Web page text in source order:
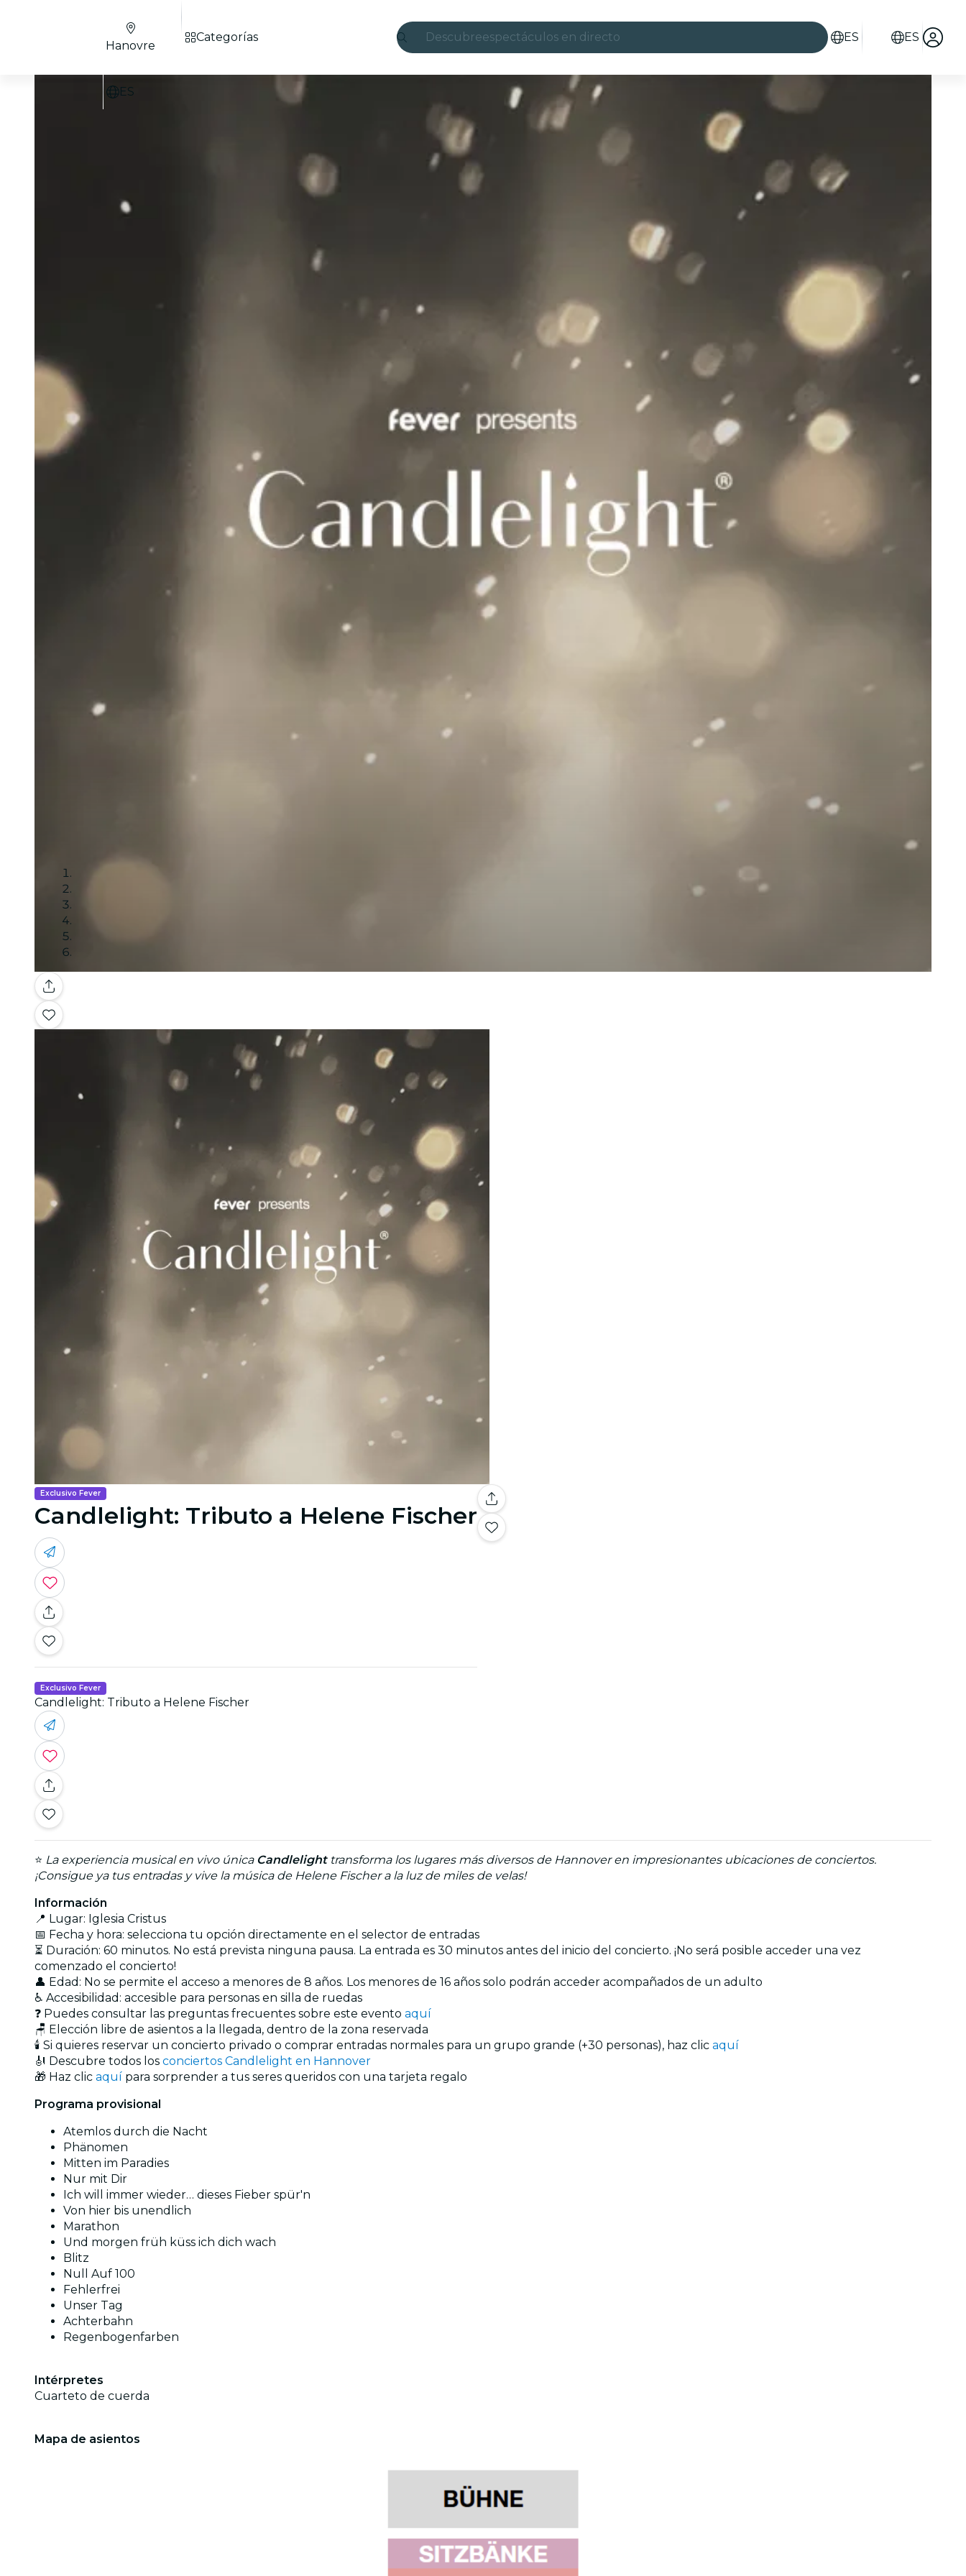
Descubreespectáculos en directo
candlelight
experiencias y ciudades
conciertos
restaurantes
ES ES
Hanovre
ES
Categorías
Galería
Exclusivo Fever
Candlelight: Tributo a Helene Fischer
Exclusivo Fever
Candlelight: Tributo a Helene Fischer
⭐ La experiencia musical en vivo única Candlelighttransforma los lugares más diversos de Hannover en impresionantes ubicaciones de conciertos.
¡Consigue ya tus entradas y vive la música de Helene Fischer a la luz de miles de velas!
Información
📍 Lugar: Iglesia Cristus
📅 Fecha y hora: selecciona tu opción directamente en el selector de entradas
⏳ Duración: 60 minutos. No está prevista ninguna pausa. La entrada es 30 minutos antes del inicio del concierto. ¡No será posible acceder una vez
comenzado el concierto!
👤 Edad: No se permite el acceso a menores de 8 años. Los menores de 16 años solo podrán acceder acompañados de un adulto
♿ Accesibilidad: accesible para personas en silla de ruedas
❓ Puedes consultar las preguntas frecuentes sobre este evento aquí
🪑 Elección libre de asientos a la llegada, dentro de la zona reservada
🕯️ Si quieres reservar un concierto privado o comprar entradas normales para un grupo grande (+30 personas), haz clic aquí
🎻 Descubre todos los conciertos Candlelight en Hannover
🎁 Haz clic aquí para sorprender a tus seres queridos con una tarjeta regalo
Programa provisional
Atemlos durch die Nacht
Phänomen
Mitten im Paradies
Nur mit Dir
Ich will immer wieder… dieses Fieber spür'n
Von hier bis unendlich
Marathon
Und morgen früh küss ich dich wach
Blitz
Null Auf 100
Fehlerfrei
Unser Tag
Achterbahn
Regenbogenfarben
Intérpretes
Cuarteto de cuerda
Mapa de asientos